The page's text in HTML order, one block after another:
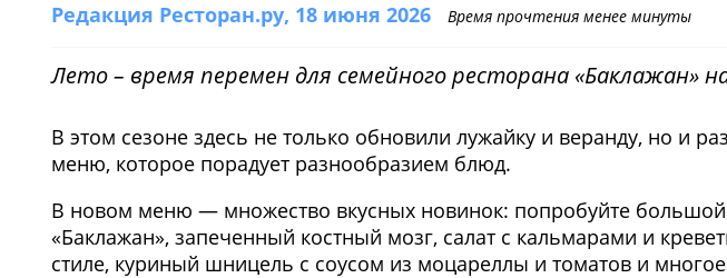
Редакция Ресторан.ру, 18 июня 2026 Время прочтения менее минуты
Лето – время перемен для семейного ресторана «Баклажан»
В этом сезоне здесь не только обновили лужайку и веранду, но и
меню, которое порадует разнообразием блюд.
В новом меню — множество вкусных новинок: попробуйте
«Баклажан», запеченный костный мозг, салат с кальмарами и
стиле, куриный шницель с соусом из моцареллы и томатов и многое